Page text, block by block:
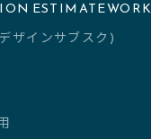
ザインサブスク)
ESTIMATE WORK